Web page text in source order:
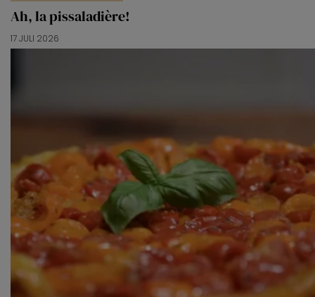
Ah, la pissaladière!
17 JULI 2026